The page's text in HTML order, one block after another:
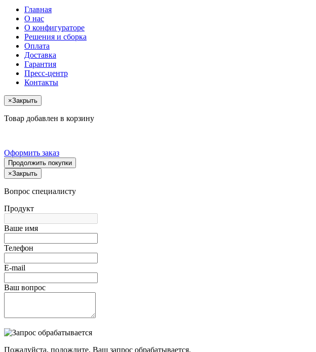
Главная
О нас
О конфигураторе
Решения и сборка
Оплата
Доставка
Гарантия
Пресс-центр
Контакты
×Закрыть
Товар добавлен в корзину
Оформить заказ
Продолжить покупки
×Закрыть
Вопрос специалисту
Продукт
Ваше имя
Телефон
E-mail
Ваш вопрос
Пожалуйста, подождите, Ваш запрос обрабатывается.